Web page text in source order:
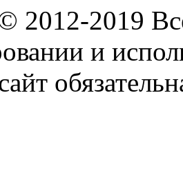
2012-2019
и